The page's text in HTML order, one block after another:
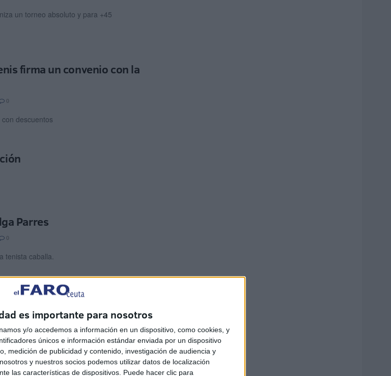
es importante para nosotros
y/o accedemos a información en un dispositivo, como cookies, y
únicos e información estándar enviada por un dispositivo
medición de publicidad y contenido, investigación de audiencia y
y nuestros socios podemos utilizar datos de localización
las características de dispositivos. Puede hacer clic para
un torneo absoluto y para +45
firma un convenio con la
0
descuentos
Parres
0
tenista caballa.